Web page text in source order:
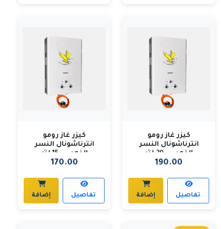
كيزر غاز رومو
انترناشونال النسر
الذهبي - 20 لتر
190.00
تفاصيل إضافة
كيزر غاز رومو
انترناشونال النسر
الذهبي - 15 لتر
170.00
تفاصيل إضافة